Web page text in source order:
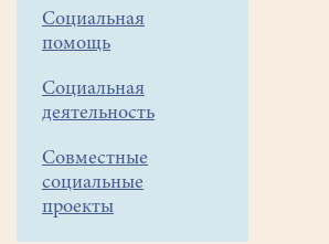
Социальная
помощь
Социальная
деятельность
Совместные
социальные
проекты